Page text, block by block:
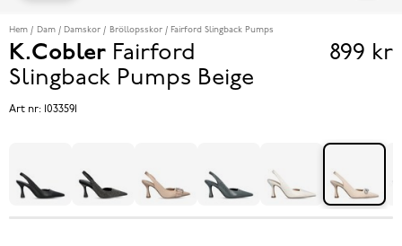
Hem Dam Damskor Bröllopsskor Fairford Slingback Pumps
K.Cobler Fairford
Slingback Pumps Beige
Pris
899 kr
Art nr: 1033591